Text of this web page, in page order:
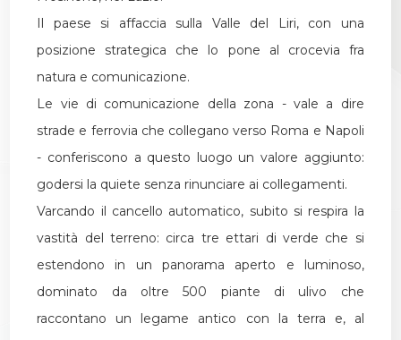
Il paese si affaccia sulla Valle del Liri, con una
posizione strategica che lo pone al crocevia fra
natura e comunicazione.
Le vie di comunicazione della zona - vale a dire
strade e ferrovia che collegano verso Roma e Napoli
- conferiscono a questo luogo un valore aggiunto:
godersi la quiete senza rinunciare ai collegamenti.
Varcando il cancello automatico, subito si respira la
vastità del terreno: circa tre ettari di verde che si
estendono in un panorama aperto e luminoso,
dominato da oltre 500 piante di ulivo che
raccontano un legame antico con la terra e, al